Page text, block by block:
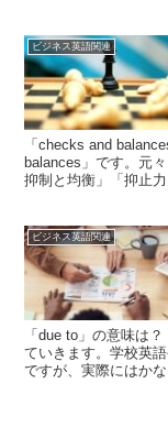
ビジネス英語関連
「checks and
balances」です。元
抑制と均衡」「抑止
ビジネス英語関連
「due to」の意味は
ていきます。学校英
ですが、実際にはか